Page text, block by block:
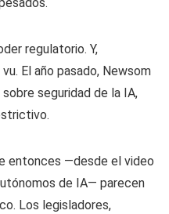
regulatorio. Y,
El año pasado, Newsom
seguridad de la IA,
entonces —desde el video
de IA— parecen
Los legisladores,